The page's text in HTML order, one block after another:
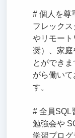
# 個人を尊
フレックス
やリモー
奨）、家庭
とができ
がら働い
す。
# 全員SQL
勉強会や
学習プログ